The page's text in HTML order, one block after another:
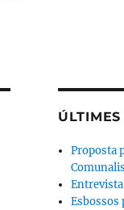
Proposta
Esbossos